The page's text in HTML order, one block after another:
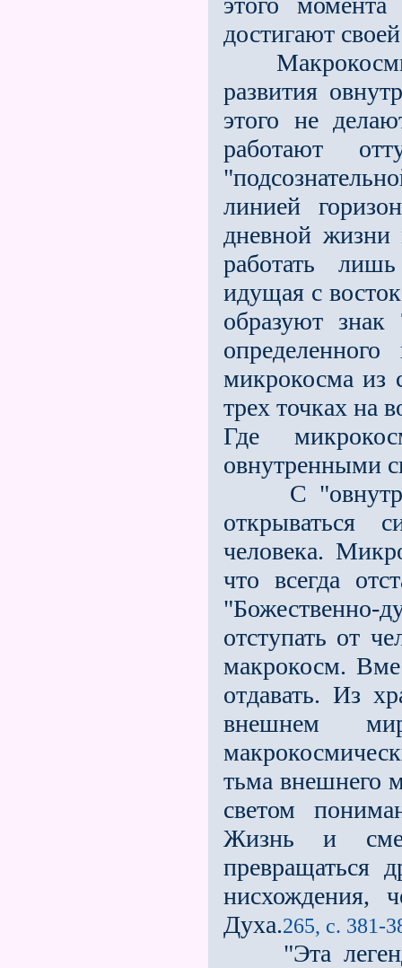
достигают
развития
этого не
работают
линией
дневной жизни
работать
идущая с
образуют
микрокосма из
трех точках на
Где
овнутренными
С
открываться
человека.
что всегда
"Божественно-
отступать от
макрокосм.
отдавать. Из
внешнем
тьма внешнего
светом
Жизнь и
превращаться
нисхождения,
Духа.265, с. 381-
"Эта